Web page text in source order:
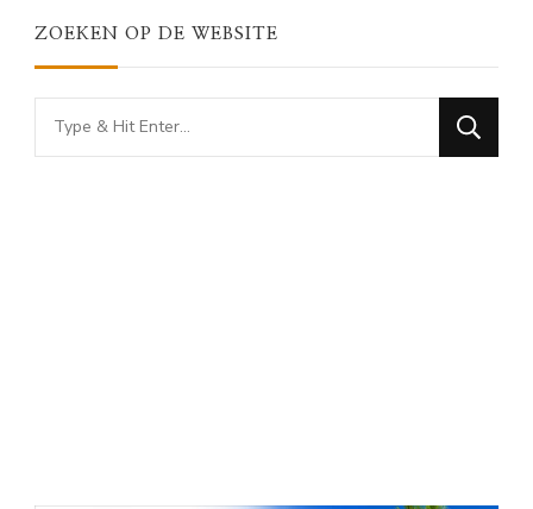
ZOEKEN OP DE WEBSITE
Looking
for